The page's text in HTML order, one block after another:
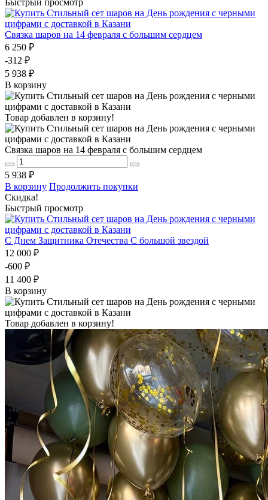
Связка шаров на 14 февраля с большим сердцем
6 250 ₽
-312 ₽
5 938 ₽
В корзину
Товар добавлен в корзину!
Связка шаров на 14 февраля с большим сердцем
5 938 ₽
В корзину Продолжить покупки
Скидка!
Быстрый просмотр
С Днем Защитника Отечества С большой звездой
12 000 ₽
-600 ₽
11 400 ₽
В корзину
Товар добавлен в корзину!